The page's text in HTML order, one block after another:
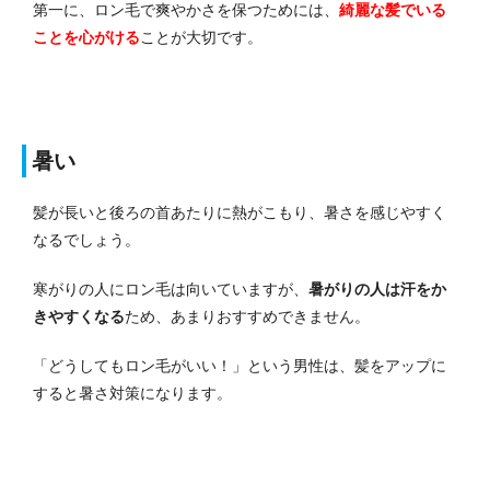
第一に、ロン毛で爽やかさを保つためには、 綺麗な髪でいる
ことを心がけることが大切です。
暑い
髪が長いと後ろの首あたりに熱がこもり、暑さを感じやすく
なるでしょう。
寒がりの人にロン毛は向いていますが、 暑がりの人は汗をか
きやすくなるため、あまりおすすめできません。
「どうしてもロン毛がいい！」という男性は、髪をアップに
すると暑さ対策になります。